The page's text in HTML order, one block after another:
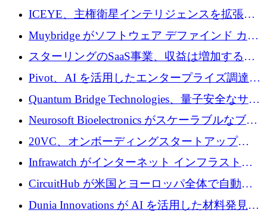
ICEYE、主権衛星インテリジェンスを拡張す
るために 3 億ユーロの信用枠を確保
Muybridge がソフトウェア デファインド カメ
ラ テクノロジーを拡張するためにシリーズ A
スターリングのSaaS事業、収益は増加するも
グループ利益は減少
Pivot、AI を活用したエンタープライズ調達プ
ラットフォームを拡大するために 4,000 万ド
ルを調達
Quantum Bridge Technologies、量子安全なサイ
バーセキュリティ インフラストラクチャの拡
張にシリーズ A で 800 万ドルを投入
Neurosoft Bioelectronics がスケーラブルなブレ
イン コンピューター インターフェイスのため
に 750 万ドルを調達
20VC、オンボーディングスタートアップ
Prelude へのシリーズ A 投資で 2,000 万ドルを
Infrawatch がインターネット インフラストラ
クチャ インテリジェンス向けに 300 万ドルの
プレシードを確保
CircuitHub が米国とヨーロッパ全体で自動電
子機器製造を拡大するために 2,800 万ドルを
Dunia Innovations が AI を活用した材料発見を